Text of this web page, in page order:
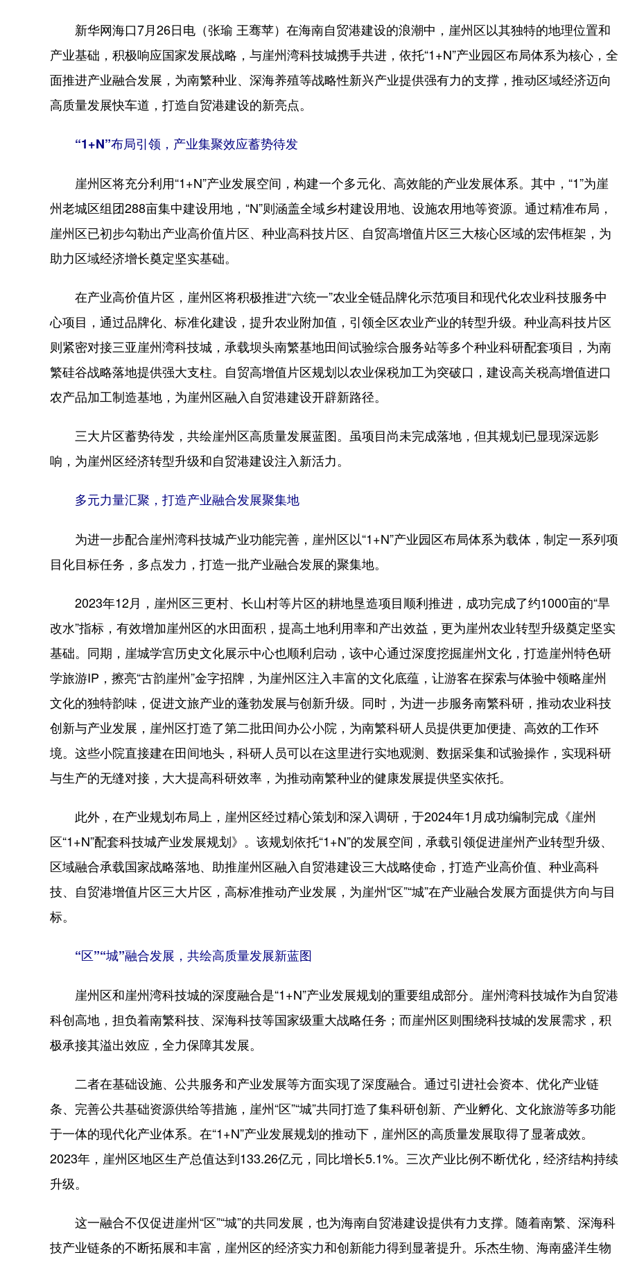
新华网海口7月26日电（张瑜 王骞苹）在海南自贸港建设的浪潮中，崖州区以其独特的地理位置和
产业基础，积极响应国家发展战略，与崖州湾科技城携手共进，依托“1+N”产业园区布局体系为核心，全
面推进产业融合发展，为南繁种业、深海养殖等战略性新兴产业提供强有力的支撑，推动区域经济迈向
高质量发展快车道，打造自贸港建设的新亮点。
“1+N”布局引领，产业集聚效应蓄势待发
崖州区将充分利用“1+N”产业发展空间，构建一个多元化、高效能的产业发展体系。其中，“1”为崖
州老城区组团288亩集中建设用地，“N”则涵盖全域乡村建设用地、设施农用地等资源。通过精准布局，
崖州区已初步勾勒出产业高价值片区、种业高科技片区、自贸高增值片区三大核心区域的宏伟框架，为
助力区域经济增长奠定坚实基础。
在产业高价值片区，崖州区将积极推进“六统一”农业全链品牌化示范项目和现代化农业科技服务中
心项目，通过品牌化、标准化建设，提升农业附加值，引领全区农业产业的转型升级。种业高科技片区
则紧密对接三亚崖州湾科技城，承载坝头南繁基地田间试验综合服务站等多个种业科研配套项目，为南
繁硅谷战略落地提供强大支柱。自贸高增值片区规划以农业保税加工为突破口，建设高关税高增值进口
农产品加工制造基地，为崖州区融入自贸港建设开辟新路径。
三大片区蓄势待发，共绘崖州区高质量发展蓝图。虽项目尚未完成落地，但其规划已显现深远影
响，为崖州区经济转型升级和自贸港建设注入新活力。
多元力量汇聚，打造产业融合发展聚集地
为进一步配合崖州湾科技城产业功能完善，崖州区以“1+N”产业园区布局体系为载体，制定一系列项
目化目标任务，多点发力，打造一批产业融合发展的聚集地。
2023年12月，崖州区三更村、长山村等片区的耕地垦造项目顺利推进，成功完成了约1000亩的“旱
改水”指标，有效增加崖州区的水田面积，提高土地利用率和产出效益，更为崖州农业转型升级奠定坚实
基础。同期，崖城学宫历史文化展示中心也顺利启动，该中心通过深度挖掘崖州文化，打造崖州特色研
学旅游IP，擦亮“古韵崖州”金字招牌，为崖州区注入丰富的文化底蕴，让游客在探索与体验中领略崖州
文化的独特韵味，促进文旅产业的蓬勃发展与创新升级。同时，为进一步服务南繁科研，推动农业科技
创新与产业发展，崖州区打造了第二批田间办公小院，为南繁科研人员提供更加便捷、高效的工作环
境。这些小院直接建在田间地头，科研人员可以在这里进行实地观测、数据采集和试验操作，实现科研
与生产的无缝对接，大大提高科研效率，为推动南繁种业的健康发展提供坚实依托。
此外，在产业规划布局上，崖州区经过精心策划和深入调研，于2024年1月成功编制完成《崖州
区“1+N”配套科技城产业发展规划》。该规划依托“1+N”的发展空间，承载引领促进崖州产业转型升级、
区域融合承载国家战略落地、助推崖州区融入自贸港建设三大战略使命，打造产业高价值、种业高科
技、自贸港增值片区三大片区，高标准推动产业发展，为崖州“区”“城”在产业融合发展方面提供方向与目
标。
“区”“城”融合发展，共绘高质量发展新蓝图
崖州区和崖州湾科技城的深度融合是“1+N”产业发展规划的重要组成部分。崖州湾科技城作为自贸港
科创高地，担负着南繁科技、深海科技等国家级重大战略任务；而崖州区则围绕科技城的发展需求，积
极承接其溢出效应，全力保障其发展。
二者在基础设施、公共服务和产业发展等方面实现了深度融合。通过引进社会资本、优化产业链
条、完善公共基础资源供给等措施，崖州“区”“城”共同打造了集科研创新、产业孵化、文化旅游等多功能
于一体的现代化产业体系。在“1+N”产业发展规划的推动下，崖州区的高质量发展取得了显著成效。
2023年，崖州区地区生产总值达到133.26亿元，同比增长5.1%。三次产业比例不断优化，经济结构持续
升级。
这一融合不仅促进崖州“区”“城”的共同发展，也为海南自贸港建设提供有力支撑。随着南繁、深海科
技产业链条的不断拓展和丰富，崖州区的经济实力和创新能力得到显著提升。乐杰生物、海南盛洋生物